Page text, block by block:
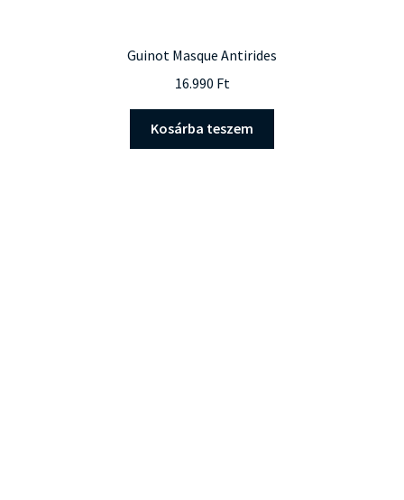
Guinot Masque Antirides
16.990 Ft
Kosárba teszem